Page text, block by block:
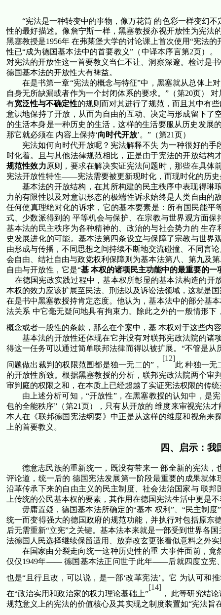
“宪法是一种转变中的事物，像万花筒 的色彩一样变幻不
性的最好描述。像詹宁斯一样，黑塞教授亦视开放性为宪法
黑塞教授是1956年 在弗莱堡大学的讨论课上首次使用“宪法
性已“成为德国基本法中的首要教义” （中译本序言第2页） 。
对宪法的开放性这一首要教义当仁不让、洞察深邃。检讨是
德国基本法的开放性大有裨益。
在是书第一章“宪法的概念与特征”中，黑塞就从总体上
自身无所缺漏或者作为一个封闭体系的要求。”（第20页） 对
有宽泛性与不确定性的规则而对其进行了规范，而且其中有
意识地保持了开放，从而为自由的互动、决定与形成留下
的生活本身是一种历史的生活，这样的生活要服从历史发展
那它就必须在 内容上保持‘向时代开放’。”（第21页）
宪法如何向时代开放呢？宪法解释不失 为一种很好的
时化着。且与其他法律规范相比，正是由于宪法的开放结
规范性效力原则，要求在解决实证宪法问题时，那些在具体
宪法开放性特性——宪法需要被更新现时化，而现时化的历
基本法的开放结构，在其所构建的民主秩序中表现得琳
力的有限性以及对意识形态的极端性诉求始终是人类自由
任何使真理绝对化的诉求，它的基本要素是：所有国民能
式、少数派得到的 平等机会与保护、在宗教与世界观方面
基本法的民主秩序为各种精神的、政治的与社会势力的 生
史发展进化的可能。基本法第四条设立与保障了宗教与世
由形成与传播，不同思想之间持续不断地交流碰撞、不同言
会自由、结社自由与政党权利保障则为基本法第八、第九及
自由与开放性，它是“基 本权的诸项民主功能中的最重要的一
在德国宪政实践过程中，基本权所彰显的基本法构造的
本权的效力应该扩展至民法、刑法以及诉讼法领域，这就是
在是书中黑塞教授持肯定态度。他认为，基本法中的部分基
法关系 中它毫无疑问地具有拘束力。除此之外的一般情形
概念或者一般性的条款，那么在个案中，基 本权对于这些内
基本法的开放性还体现在它并没有对联邦宪政法院的诸
得这一任务可以通过简单联邦法律而得以被扩展。“不管是
问题做出裁判的权限范围都是独一无二的”，
[12]
此 种独一无
的开放性所致。根据黑塞教授的分析，联邦宪政法院两个
审判庭的权限之和，在本质上已经超越了实证宪法权限的传
由上述分析可知，“开放性”，在黑塞教授的认知中，是
包的全能秩序”（第21页），只有从开放的 维度来审视宪法
本人在《联邦德国宪法纲要》中正是从这样的维度和视角
上的首要教义。
四、启示：我
德意志民族的重新统一，既没有带来一 部全新的宪法
评论道，统一后的 德国宪法发展第一阶段最重要的成果就
沿革传承下来的自由主义的民主制度、社会法治国家与 联
上传统的公民基本权的要素，其作用在德国宪法生活中更是
毋庸置疑，德国基本法所确定的“基本 权利”、“民主制
统一而变得强大的德国政府的规范功能，并执行对包括原
后无需重新“立宪”之关键。基本法本来就是一部受到世界各
法德国人民选择继续保留适用、放弃改玄更张看似意料之外
在国家由分裂走向统一这种历史性的重 大事件面前，
仅仅1949年—— 德国基本法正问世于此年——后就四度立宪
也是“且行且改，可以说，是一部‘改革宪法’。它 为认可和
在“政治实用和政治家的权力理论基础上”
[14]
， 此等研究结
规范意义上的宪法的价值核心及其实现之制度装置如“宪法旨